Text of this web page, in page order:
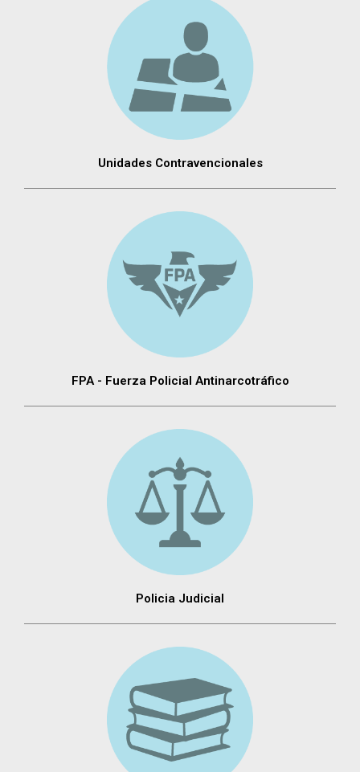
Unidades Contravencionales
FPA - Fuerza Policial Antinarcotráfico
Policia Judicial